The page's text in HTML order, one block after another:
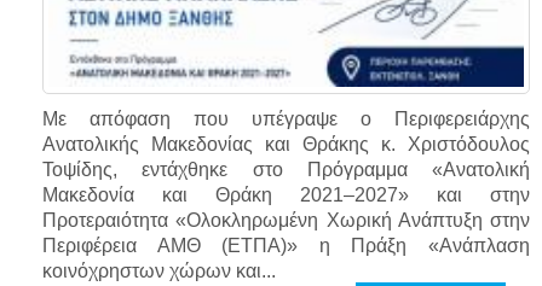
Με απόφαση που υπέγραψε ο Περιφερειάρχης
Ανατολικής Μακεδονίας και Θράκης κ. Χριστόδουλος
Τοψίδης, εντάχθηκε στο Πρόγραμμα «Ανατολική
Μακεδονία και Θράκη 2021–2027» και στην
Προτεραιότητα «Ολοκληρωμένη Χωρική Ανάπτυξη στην
Περιφέρεια ΑΜΘ (ΕΤΠΑ)» η Πράξη «Ανάπλαση
κοινόχρηστων χώρων και...